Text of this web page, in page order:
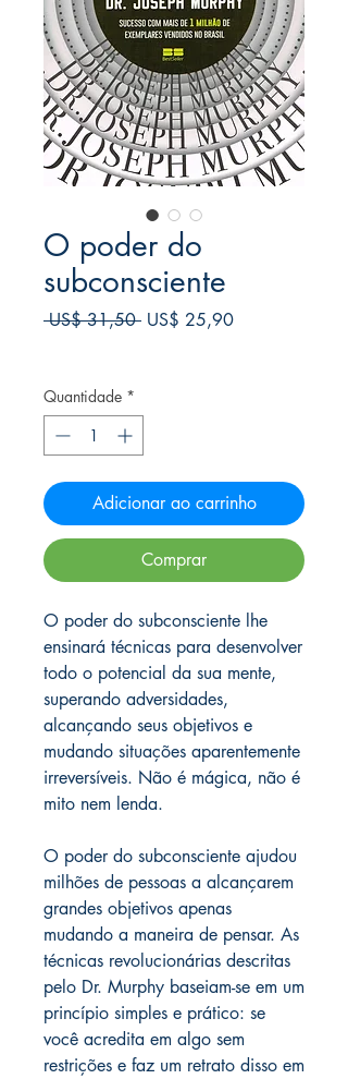
O poder do
subconsciente
US$ 31,50 Preço
US$ 25,90Preço
Quantidade *
Adicionar ao carrinho
Comprar
O poder do subconsciente lhe
ensinará técnicas para desenvolver
todo o potencial da sua mente,
superando adversidades,
alcançando seus objetivos e
mudando situações aparentemente
irreversíveis. Não é mágica, não é
mito nem lenda.
O poder do subconsciente ajudou
milhões de pessoas a alcançarem
grandes objetivos apenas
mudando a maneira de pensar. As
técnicas revolucionárias descritas
pelo Dr. Murphy baseiam-se em um
princípio simples e prático: se
você acredita em algo sem
restrições e faz um retrato disso em